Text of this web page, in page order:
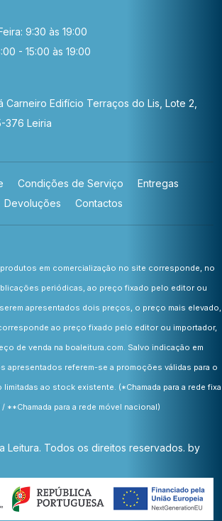
9:30 às 19:00
- 15:00 às 19:00
Carneiro Edifício Terraços do Lis, Lote 2,
376 Leiria
Condições de Serviço
Entregas
Devoluções
Contactos
em comercialização no site corresponde, no
periódicas, ao preço fixado pelo editor ou
apresentados dois preços, o preço mais elevado,
ao preço fixado pelo editor ou importador,
de venda na boaleitura.com. Salvo indicação em
apresentados referem-se a promoções válidas para o
ao stock existente. (*Chamada para a rede fixa
**Chamada para a rede móvel nacional)
Leitura. Todos os direitos reservados. by